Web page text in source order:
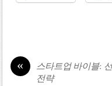
«
스타트업 바이블:
전략